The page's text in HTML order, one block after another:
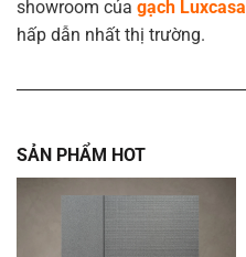
showroom của gạch Luxcasa
hấp dẫn nhất thị trường.
SẢN PHẨM HOT